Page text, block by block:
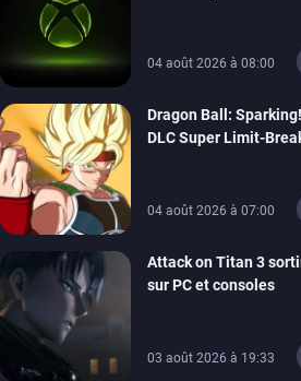
04 août 2026 à 08:00
Dragon Ball:
DLC Super Limit-
04 août 2026 à 07:00
Attack on Titan 3
sur PC et consoles
03 août 2026 à 19:33